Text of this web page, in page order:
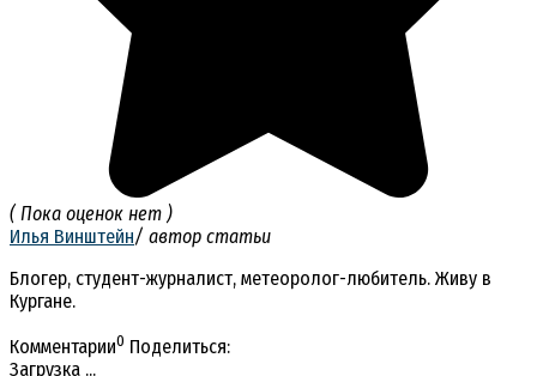
( Пока оценок нет )
Илья Винштейн/ автор статьи
Блогер, студент-журналист, метеоролог-любитель. Живу в
Кургане.
Комментарии0 Поделиться:
Загрузка ...